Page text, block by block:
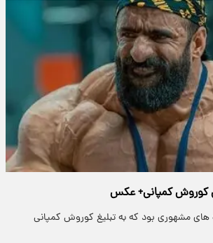
کوروش کمپانی+ عکس
های مشهوری بود که به تبلیغ کوروش کمپانی